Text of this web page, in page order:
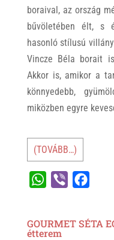
boraival, az ország
bűvöletében élt, s
hasonló stílusú
Vincze Béla borait
Akkor is, amikor a
könnyedebb,
miközben egyre
(TOVÁBB…)
t
e
e
GOURMET SÉTA
étterem